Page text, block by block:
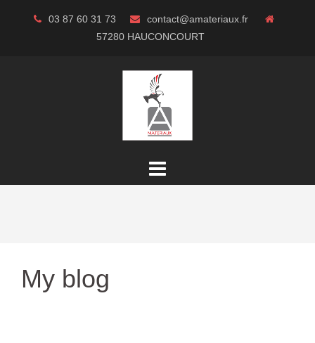
03 87 60 31 73
contact@amateriaux.fr
57280 HAUCONCOURT
My blog